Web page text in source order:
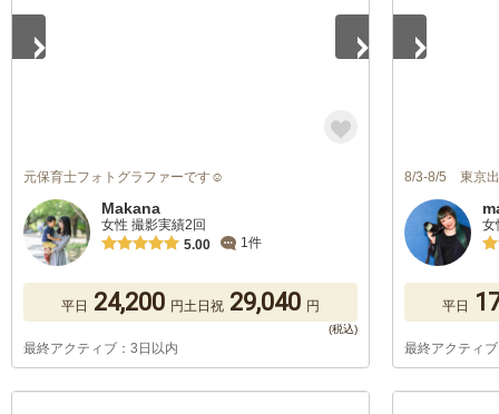
元保育士フォトグラファーです☺️
Makana
女性 撮影実績2回
5.00
1件
平日 24,200 円土日祝 29,040 円
最終アクティブ：3日以内
8/3-8/5 東京
女
平日
最終アクティ